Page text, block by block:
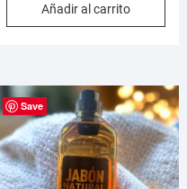
Añadir al carrito
Save